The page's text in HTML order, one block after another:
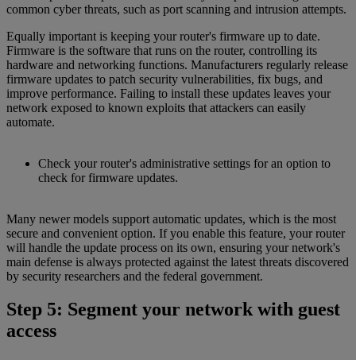
common cyber threats, such as port scanning and intrusion attempts.
Equally important is keeping your router's firmware up to date.
Firmware is the software that runs on the router, controlling its
hardware and networking functions. Manufacturers regularly release
firmware updates to patch security vulnerabilities, fix bugs, and
improve performance. Failing to install these updates leaves your
network exposed to known exploits that attackers can easily
automate.
Check your router's administrative settings for an option to
check for firmware updates.
Many newer models support automatic updates, which is the most
secure and convenient option. If you enable this feature, your router
will handle the update process on its own, ensuring your network's
main defense is always protected against the latest threats discovered
by security researchers and the federal government.
Step 5: Segment your network with guest
access